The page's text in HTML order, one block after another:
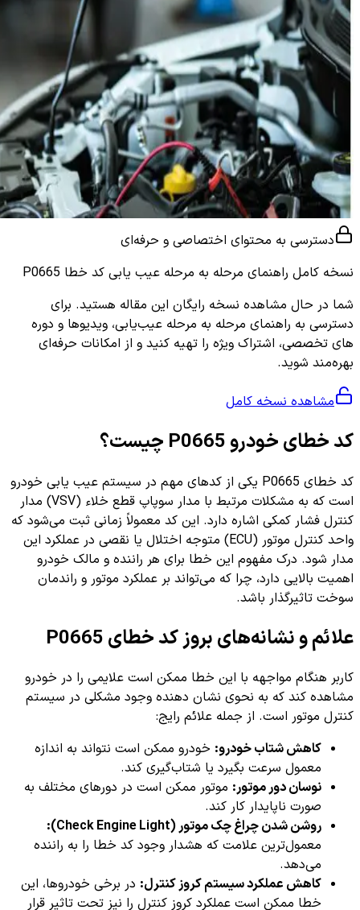
دسترسی به محتوای اختصاصی و حرفه‌ای
نسخه کامل راهنمای مرحله به مرحله عیب یابی کد خطا P0665
شما در حال مشاهده نسخه رایگان این مقاله هستید. برای
دسترسی به راهنمای مرحله به مرحله عیب‌یابی، ویدیوها و دوره
های تخصصی، اشتراک ویژه را تهیه کنید و از امکانات حرفه‌ای
بهره‌مند شوید.
مشاهده نسخه کامل
کد خطای خودرو P0665 چیست؟
کد خطای P0665 یکی از کدهای مهم در سیستم عیب یابی خودرو
است که به مشکلات مرتبط با مدار سوپاپ قطع خلاء (VSV) مدار
کنترل فشار کمکی اشاره دارد. این کد معمولاً زمانی ثبت می‌شود که
واحد کنترل موتور (ECU) متوجه اختلال یا نقصی در عملکرد این
مدار شود. درک مفهوم این خطا برای هر راننده و مالک خودرو
اهمیت بالایی دارد، چرا که می‌تواند بر عملکرد موتور و راندمان
سوخت تاثیرگذار باشد.
علائم و نشانه‌های بروز کد خطای P0665
کاربر هنگام مواجهه با این خطا ممکن است علایمی را در خودرو
مشاهده کند که به نحوی نشان دهنده وجود مشکلی در سیستم
کنترل موتور است. از جمله علائم رایج:
کاهش شتاب خودرو: خودرو ممکن است نتواند به اندازه
معمول سرعت بگیرد یا شتاب‌گیری کند.
نوسان دور موتور: موتور ممکن است در دورهای مختلف به
صورت ناپایدار کار کند.
روشن شدن چراغ چک موتور (Check Engine Light):
معمول‌ترین علامت که هشدار وجود کد خطا را به راننده
می‌دهد.
کاهش عملکرد سیستم کروز کنترل: در برخی خودروها، این
خطا ممکن است عملکرد کروز کنترل را نیز تحت تاثیر قرار